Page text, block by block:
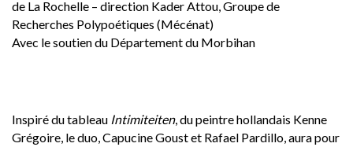
de La Rochelle – direction Kader Attou, Groupe de
Recherches Polypoétiques (Mécénat)
Avec le soutien du Département du Morbihan
Inspiré du tableau Intimiteiten, du peintre hollandais Kenne
Grégoire, le duo, Capucine Goust et Rafael Pardillo, aura pour